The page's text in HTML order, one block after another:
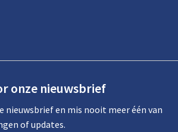
onze nieuwsbrief
nieuwsbrief en mis nooit meer één van
of updates.